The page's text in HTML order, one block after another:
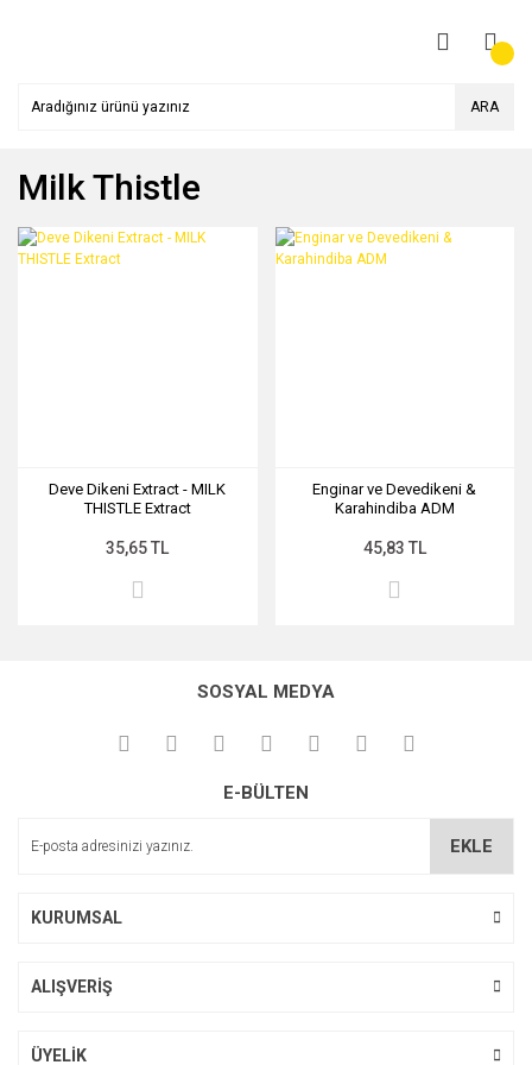
ARA
Milk Thistle
Deve Dikeni Extract - MILK
THISTLE Extract
35,65 TL
Enginar ve Devedikeni &
Karahindiba ADM
45,83 TL
SOSYAL MEDYA
E-BÜLTEN
EKLE
KURUMSAL
ALIŞVERİŞ
ÜYELİK